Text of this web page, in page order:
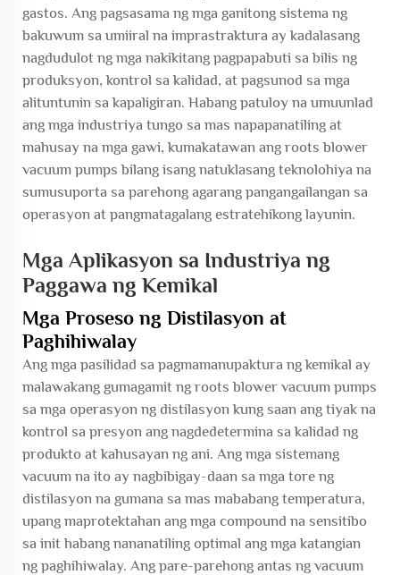
gastos. Ang pagsasama ng mga ganitong sistema ng
bakuwum sa umiiral na imprastraktura ay kadalasang
nagdudulot ng mga nakikitang pagpapabuti sa bilis ng
produksyon, kontrol sa kalidad, at pagsunod sa mga
alituntunin sa kapaligiran. Habang patuloy na umuunlad
ang mga industriya tungo sa mas napapanatiling at
mahusay na mga gawi, kumakatawan ang roots blower
vacuum pumps bilang isang natuklasang teknolohiya na
sumusuporta sa parehong agarang pangangailangan sa
operasyon at pangmatagalang estratehikong layunin.
Mga Aplikasyon sa Industriya ng
Paggawa ng Kemikal
Mga Proseso ng Distilasyon at
Paghihiwalay
Ang mga pasilidad sa pagmamanupaktura ng kemikal ay
malawakang gumagamit ng roots blower vacuum pumps
sa mga operasyon ng distilasyon kung saan ang tiyak na
kontrol sa presyon ang nagdedetermina sa kalidad ng
produkto at kahusayan ng ani. Ang mga sistemang
vacuum na ito ay nagbibigay-daan sa mga tore ng
distilasyon na gumana sa mas mababang temperatura,
upang maprotektahan ang mga compound na sensitibo
sa init habang nananatiling optimal ang mga katangian
ng paghihiwalay. Ang pare-parehong antas ng vacuum